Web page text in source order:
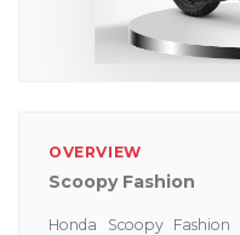
OVERVIEW
Scoopy Fashion
Honda Scoopy